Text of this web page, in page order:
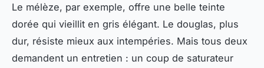
Le mélèze, par exemple, offre une belle teinte
dorée qui vieillit en gris élégant. Le douglas, plus
dur, résiste mieux aux intempéries. Mais tous deux
demandent un entretien : un coup de saturateur